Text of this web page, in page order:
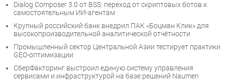
Dialog Composer 3.0 от BSS: переход от скриптовых ботов к
самостоятельным ИИ-агентам
Крупный российский банк внедрил ПАК «Боцман Клик» для
высокопроизводительной аналитической отчётности
Промышленный сектор Центральной Азии тестирует практики
GEO-оптимизации
СберФакторинг выстроил единую систему управления
сервисами и инфраструктурой на базе решений Naumen